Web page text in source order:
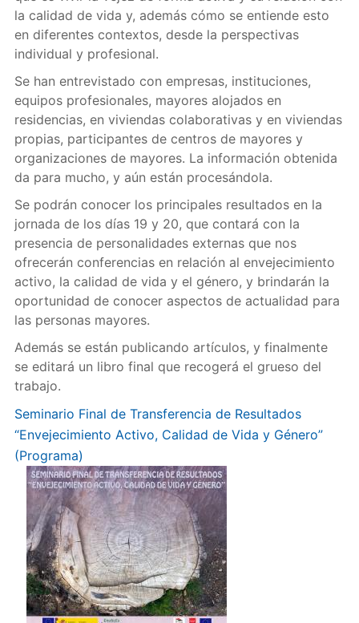
la calidad de vida y, además cómo se entiende esto
en diferentes contextos, desde la perspectivas
individual y profesional.
Se han entrevistado con empresas, instituciones,
equipos profesionales, mayores alojados en
residencias, en viviendas colaborativas y en viviendas
propias, participantes de centros de mayores y
organizaciones de mayores. La información obtenida
da para mucho, y aún están procesándola.
Se podrán conocer los principales resultados en la
jornada de los días 19 y 20, que contará con la
presencia de personalidades externas que nos
ofrecerán conferencias en relación al envejecimiento
activo, la calidad de vida y el género, y brindarán la
oportunidad de conocer aspectos de actualidad para
las personas mayores.
Además se están publicando artículos, y finalmente
se editará un libro final que recogerá el grueso del
trabajo.
Seminario Final de Transferencia de Resultados
“Envejecimiento Activo, Calidad de Vida y Género”
(Programa)